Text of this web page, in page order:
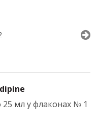
25 мл у флаконах № 1